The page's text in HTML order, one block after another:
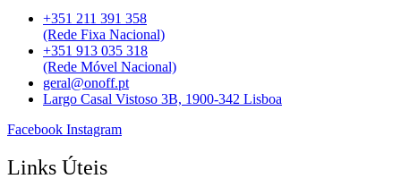
+351 211 391 358
(Rede Fixa Nacional)
+351 913 035 318
(Rede Móvel Nacional)
geral@onoff.pt
Largo Casal Vistoso 3B, 1900-342 Lisboa
Facebook Instagram
Links Úteis